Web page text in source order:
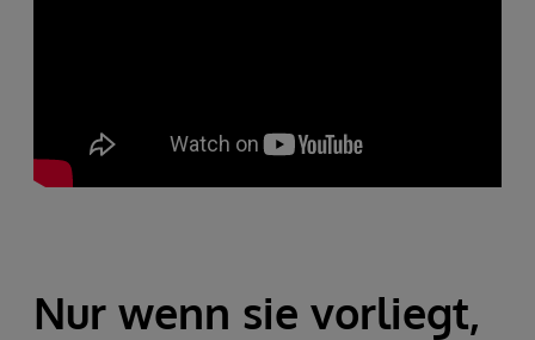
Nur wenn sie vorliegt,